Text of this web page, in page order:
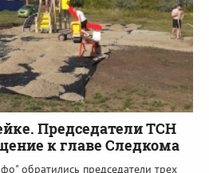
Председатели ТСН
к главе Следкома
обратились председатели трех